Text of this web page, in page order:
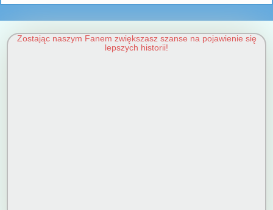
Zostając naszym Fanem zwiększasz szanse na pojawienie się
lepszych historii!